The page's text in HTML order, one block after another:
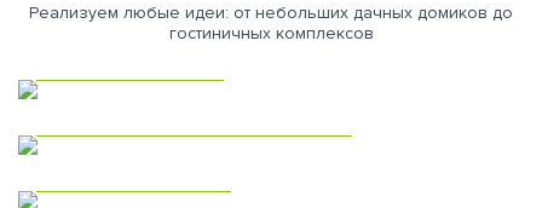
Реализуем любые идеи: от небольших дачных домиков до
гостиничных комплексов